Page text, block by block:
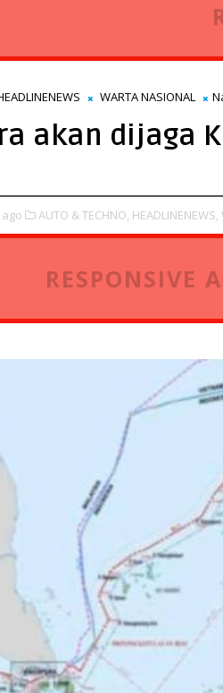
WARTA NASIONAL
akan dijaga
AUTO & TECHNO, HEADLINENEWS,
RESPONSIVE